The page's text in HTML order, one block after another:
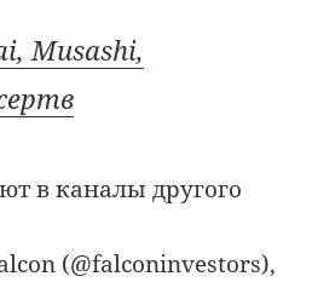
Musashi,
в каналы другого
(@falconinvestors),